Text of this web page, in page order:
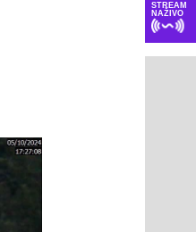
STREAM
NAŽIVO